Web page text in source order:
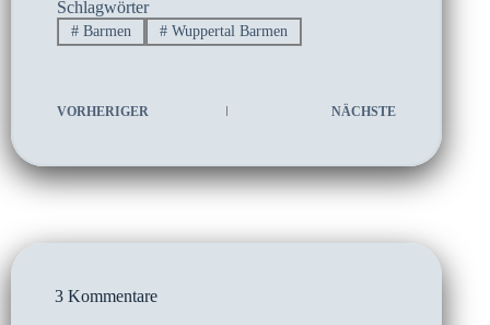
Schlagwörter
#Barmen #Wuppertal Barmen
VORHERIGER NÄCHSTE
3 Kommentare